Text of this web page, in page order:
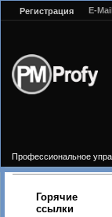
Регистрация E-
Профессиональное
Горячие
ссылки